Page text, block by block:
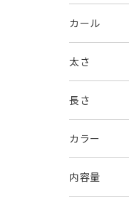
カール
太さ
長さ
カラー
内容量